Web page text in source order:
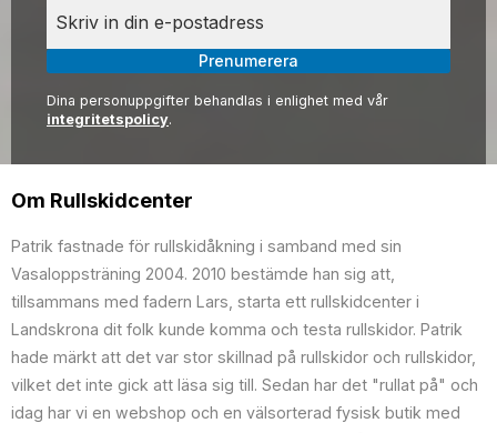
Prenumerera
Dina personuppgifter behandlas i enlighet med vår
integritetspolicy.
Om Rullskidcenter
Patrik fastnade för rullskidåkning i samband med sin
Vasaloppsträning 2004. 2010 bestämde han sig att,
tillsammans med fadern Lars, starta ett rullskidcenter i
Landskrona dit folk kunde komma och testa rullskidor. Patrik
hade märkt att det var stor skillnad på rullskidor och rullskidor,
vilket det inte gick att läsa sig till. Sedan har det "rullat på" och
idag har vi en webshop och en välsorterad fysisk butik med